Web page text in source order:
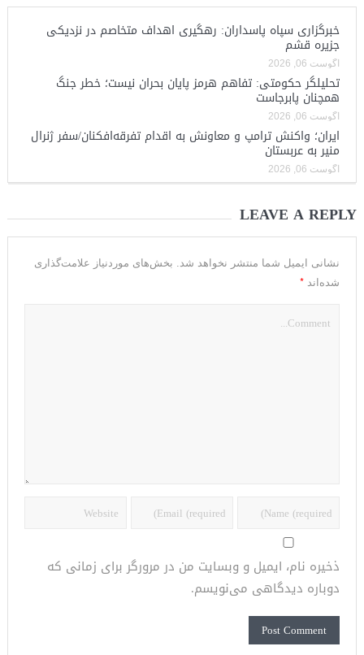
خبرگزاری سپاه پاسداران: رهگیری اهداف متخاصم در نزدیکی
جزیره قشم
آگوست 06, 2026
تحلیلگر حکومتی: تفاهم هرمز پایان بحران نیست؛ خطر جنگ
همچنان پابرجاست
آگوست 06, 2026
ایران؛ واکنش ترامپ و معاونش به اقدام تفرقه‌افکنان/سفر ژنرال
منیر به عربستان
آگوست 06, 2026
LEAVE A REPLY
نشانی ایمیل شما منتشر نخواهد شد. بخش‌های موردنیاز علامت‌گذاری
شده‌اند *
ذخیره نام، ایمیل و وبسایت من در مرورگر برای زمانی که
دوباره دیدگاهی می‌نویسم.